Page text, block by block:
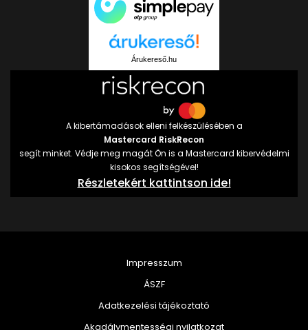
Árukereső.hu
A kibertámadások elleni felkészülésében a
Mastercard RiskRecon
segít minket. Védje meg magát Ön is a Mastercard kibervédelmi
kisokos segítségével!
Részletekért kattintson ide!
Impresszum
ÁSZF
Adatkezelési tájékoztató
Akadálymentességi nyilatkozat